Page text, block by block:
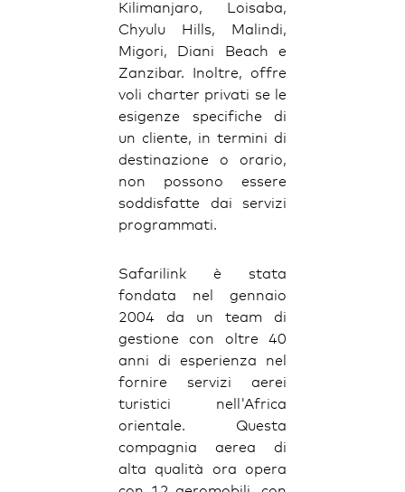
Kilimanjaro, Loisaba,
Chyulu Hills, Malindi,
Migori, Diani Beach e
Zanzibar. Inoltre, offre
voli charter privati se le
esigenze specifiche di
un cliente, in termini di
destinazione o orario,
non possono essere
soddisfatte dai servizi
programmati.
Safarilink è stata
fondata nel gennaio
2004 da un team di
gestione con oltre 40
anni di esperienza nel
fornire servizi aerei
turistici nell'Africa
orientale. Questa
compagnia aerea di
alta qualità ora opera